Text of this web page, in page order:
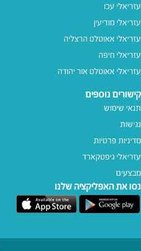
עזריאלי עכו
עזריאלי מודיעין
עזריאלי אאוטלט הרצליה
עזריאלי חיפה
עזריאלי אאוטלט אור יהודה
קישורים נוספים
תנאי שימוש
נגישות
מדיניות פרטיות
עזריאלי גיפטקארד
מבצעים
נסו את האפליקציה שלנו